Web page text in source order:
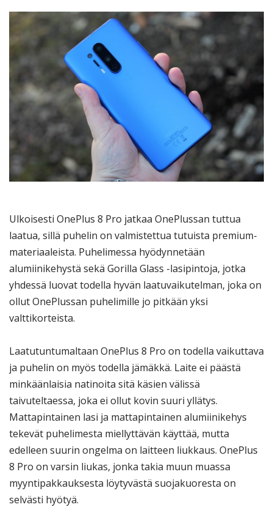
Ulkoisesti OnePlus 8 Pro jatkaa OnePlussan tuttua
laatua, sillä puhelin on valmistettua tutuista premium-
materiaaleista. Puhelimessa hyödynnetään
alumiinikehystä sekä Gorilla Glass -lasipintoja, jotka
yhdessä luovat todella hyvän laatuvaikutelman, joka on
ollut OnePlussan puhelimille jo pitkään yksi
valttikorteista.
Laatutuntumaltaan OnePlus 8 Pro on todella vaikuttava
ja puhelin on myös todella jämäkkä. Laite ei päästä
minkäänlaisia natinoita sitä käsien välissä
taivuteltaessa, joka ei ollut kovin suuri yllätys.
Mattapintainen lasi ja mattapintainen alumiinikehys
tekevät puhelimesta miellyttävän käyttää, mutta
edelleen suurin ongelma on laitteen liukkaus. OnePlus
8 Pro on varsin liukas, jonka takia muun muassa
myyntipakkauksesta löytyvästä suojakuoresta on
selvästi hyötyä.